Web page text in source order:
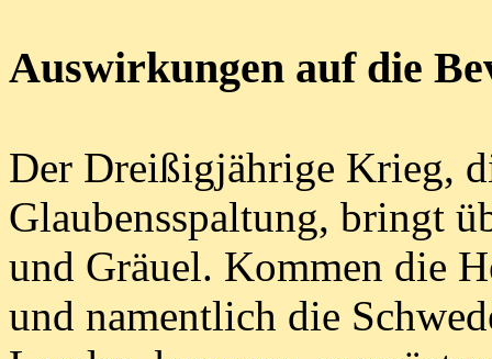
Auswirkungen auf die
Der Dreißigjährige Krieg,
Glaubensspaltung, bringt
und Gräuel. Kommen die
und namentlich die